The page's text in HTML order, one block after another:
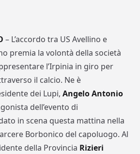
– L’accordo tra US Avellino e
premia la volontà della società
l’Irpinia in giro per
il calcio. Ne è
dei Lupi, Angelo Antonio
dell’evento di
in scena questa mattina nella
Borbonico del capoluogo. Al
della Provincia Rizieri